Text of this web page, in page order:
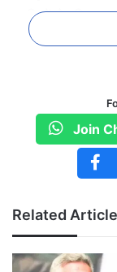
5 दिनों के लिए
कुछ समय के लिए
Join
Related